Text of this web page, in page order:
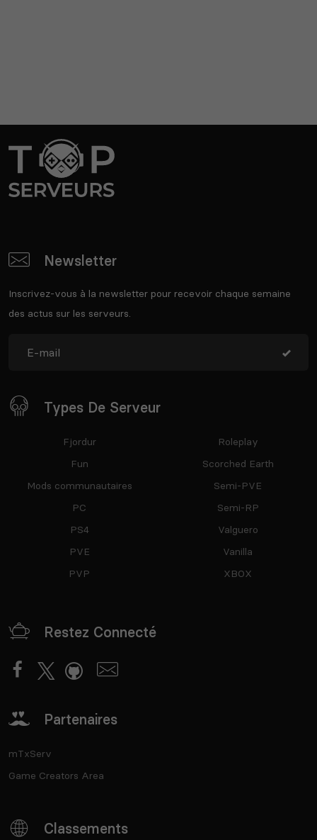
Newsletter
Inscrivez-vous à la newsletter pour recevoir chaque semaine
des actus sur les serveurs.
Types De Serveur
Fjordur
Fun
Mods communautaires
PC
PS4
PVE
PVP
Roleplay
Scorched Earth
Semi-PVE
Semi-RP
Valguero
Vanilla
XBOX
Restez Connecté
Partenaires
mTxServ
Game Creators Area
Classements